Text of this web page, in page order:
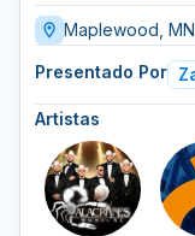
Maplewood, MN
Presentado Por
Artistas